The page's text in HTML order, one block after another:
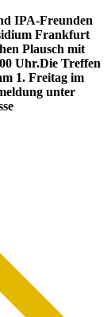
IPA-Freunden
Frankfurt
Plausch mit
Uhr.Die Treffen
1. Freitag im
unter